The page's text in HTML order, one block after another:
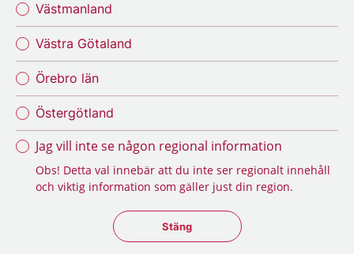
Västmanland
Västra Götaland
Örebro län
Östergötland
Jag vill inte se någon regional information
Obs! Detta val innebär att du inte ser regionalt innehåll
och viktig information som gäller just din region.
Stäng regionsväljaren
Stäng